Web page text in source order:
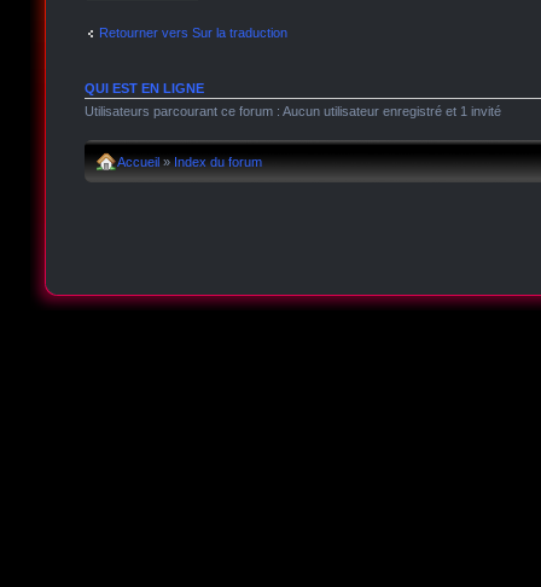
Retourner vers Sur la traduction
QUI EST EN LIGNE
Utilisateurs parcourant ce forum : Aucun utilisateur enregistré et 1 invité
Accueil » Index du forum